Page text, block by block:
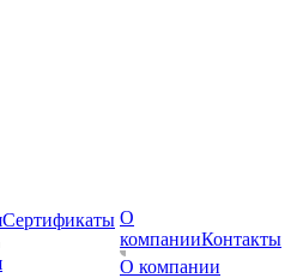
Сертификаты О
компанииКонтакты
О компании